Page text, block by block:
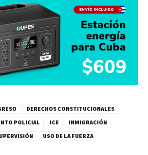
DERECHOS CONSTITUCIONALES
POLICIAL ICE
INMIGRACIÓN
USO DE LA FUERZA